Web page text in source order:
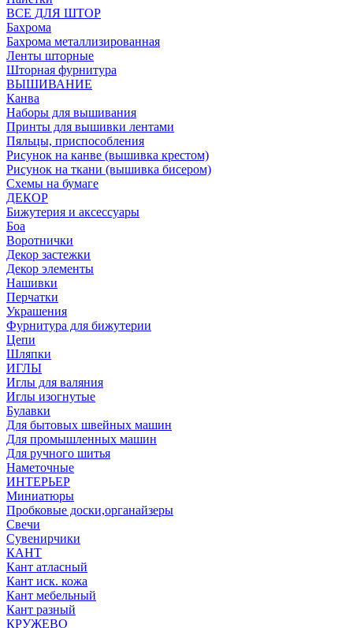
ВСЕ ДЛЯ ШТОР
Бахрома
Бахрома металлизированная
Ленты шторные
Шторная фурнитура
ВЫШИВАНИЕ
Канва
Наборы для вышивания
Принты для вышивки лентами
Пяльцы, приспособления
Рисунок на канве (вышивка крестом)
Рисунок на ткани (вышивка бисером)
Схемы на бумаге
ДЕКОР
Бижутерия и аксессуары
Боа
Воротнички
Декор застежки
Декор элементы
Нашивки
Перчатки
Украшения
Фурнитура для бижутерии
Цепи
Шляпки
ИГЛЫ
Иглы для валяния
Иглы изогнутые
Булавки
Для бытовых швейных машин
Для промышленных машин
Для ручного шитья
Наметочные
ИНТЕРЬЕР
Миниатюры
Пробковые доски,органайзеры
Свечи
Сувенирчики
КАНТ
Кант атласный
Кант иск. кожа
Кант мебельный
Кант разный
КРУЖЕВО